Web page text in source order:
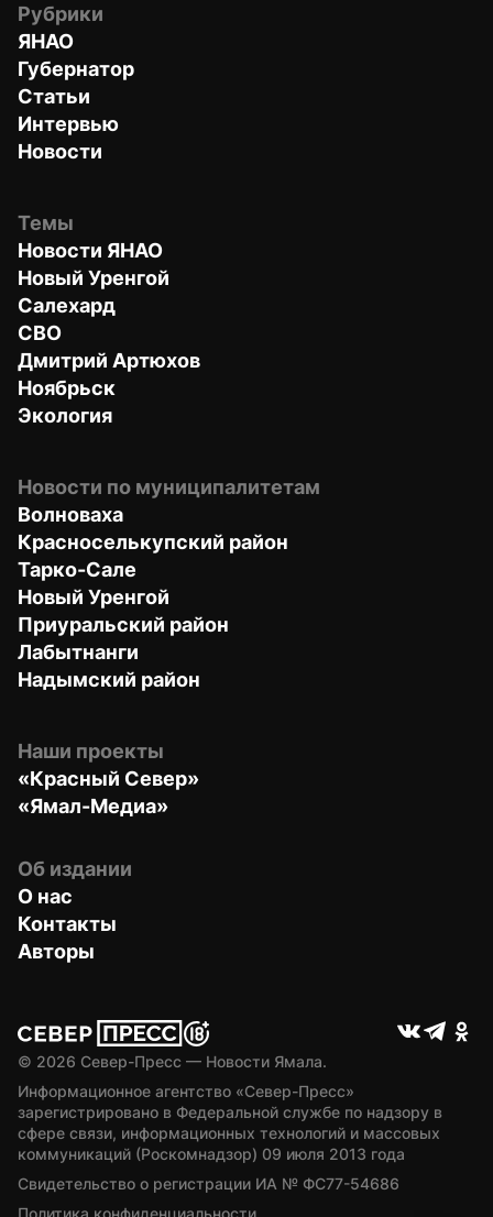
Рубрики
ЯНАО
Губернатор
Статьи
Интервью
Новости
Темы
Новости ЯНАО
Новый Уренгой
Салехард
СВО
Дмитрий Артюхов
Ноябрьск
Экология
Новости по муниципалитетам
Волноваха
Красноселькупский район
Тарко-Сале
Новый Уренгой
Приуральский район
Лабытнанги
Надымский район
Наши проекты
«Красный Север»
«Ямал-Медиа»
Об издании
О нас
Контакты
Авторы
© 2026 Север-Пресс — Новости Ямала.
Информационное агентство «Север-Пресс»
зарегистрировано в Федеральной службе по надзору в
сфере связи, информационных технологий и массовых
коммуникаций (Роскомнадзор) 09 июля 2013 года
Свидетельство о регистрации ИА № ФС77-54686
Политика конфиденциальности.